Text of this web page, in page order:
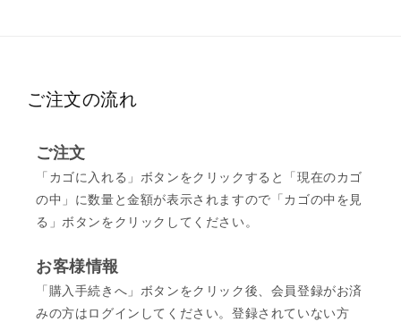
ご注文の流れ
ご注文
「カゴに入れる」ボタンをクリックすると「現在のカゴ
の中」に数量と金額が表示されますので「カゴの中を見
る」ボタンをクリックしてください。
お客様情報
「購入手続きへ」ボタンをクリック後、会員登録がお済
みの方はログインしてください。登録されていない方